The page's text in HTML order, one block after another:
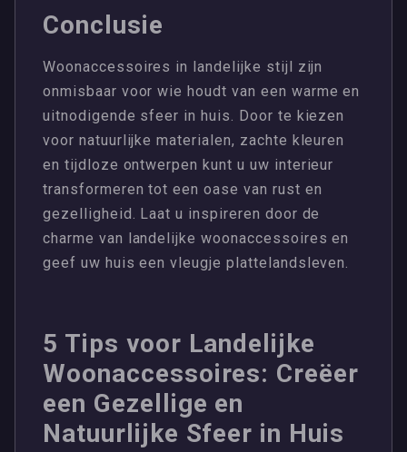
Conclusie
Woonaccessoires in landelijke stijl zijn
onmisbaar voor wie houdt van een warme en
uitnodigende sfeer in huis. Door te kiezen
voor natuurlijke materialen, zachte kleuren
en tijdloze ontwerpen kunt u uw interieur
transformeren tot een oase van rust en
gezelligheid. Laat u inspireren door de
charme van landelijke woonaccessoires en
geef uw huis een vleugje plattelandsleven.
5 Tips voor Landelijke
Woonaccessoires: Creëer
een Gezellige en
Natuurlijke Sfeer in Huis